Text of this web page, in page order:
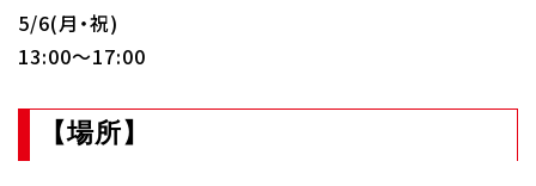
大学・社会人の方へ
高校1・2年生の方へ
中学生の方へ
保護者の方へ
5/6(月・祝)
13:00～17:00
【場所】